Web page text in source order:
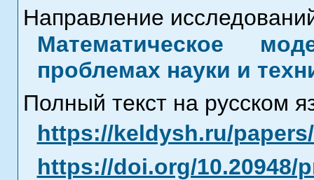
Направление
Математическое
проблемах науки и
Полный текст на русском
https://keldysh.ru/
https://doi.org/10.20948/